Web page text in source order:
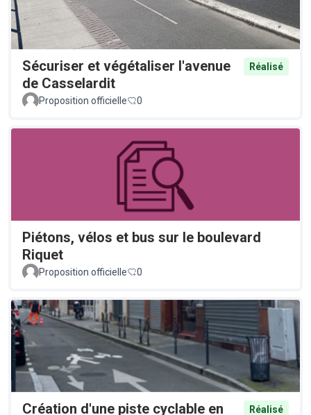
Sécuriser et végétaliser l'avenue
de Casselardit
Réalisé
Proposition officielle 0
Piétons, vélos et bus sur le boulevard
Riquet
Proposition officielle 0
Création d'une piste cyclable en Réalisé